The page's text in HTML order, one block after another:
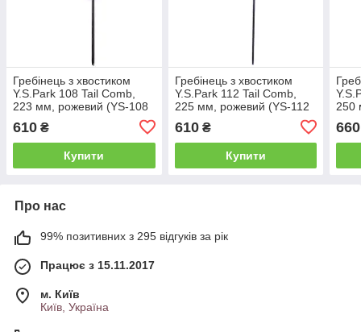
Гребінець з хвостиком
Y.S.Park 108 Tail Comb,
223 мм, рожевий (YS-108
610 ₴
Купити
Гребінець з хвостиком
Y.S.Park 112 Tail Comb,
225 мм, рожевий (YS-112
610₴
Купити
250
660
Про нас
99% позитивних з 295 відгуків за рік
Працює з 15.11.2017
м. Київ
Київ, Україна